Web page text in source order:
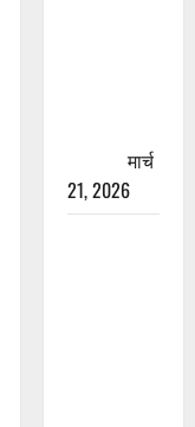
मार्च
21, 2026